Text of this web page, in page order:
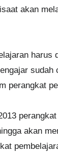
akan
harus
sudah
perangkat
akan